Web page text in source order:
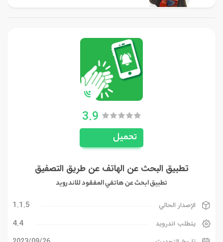
3.9
تحميل
تطبيق البحث عن الهاتف عن طريق التصفيق
تطبيق ابحث عن هاتفي المفقود للاندرويد
الإصدار الحالي 1.1.5
يتطلب اندرويد 4.4